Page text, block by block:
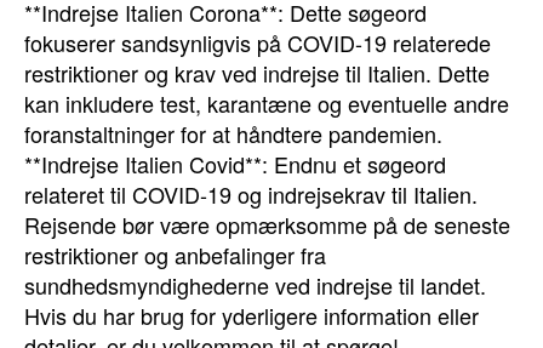
**Indrejse Italien Corona**: Dette søgeord
fokuserer sandsynligvis på COVID-19 relaterede
restriktioner og krav ved indrejse til Italien. Dette
kan inkludere test, karantæne og eventuelle andre
foranstaltninger for at håndtere pandemien.
**Indrejse Italien Covid**: Endnu et søgeord
relateret til COVID-19 og indrejsekrav til Italien.
Rejsende bør være opmærksomme på de seneste
restriktioner og anbefalinger fra
sundhedsmyndighederne ved indrejse til landet.
Hvis du har brug for yderligere information eller